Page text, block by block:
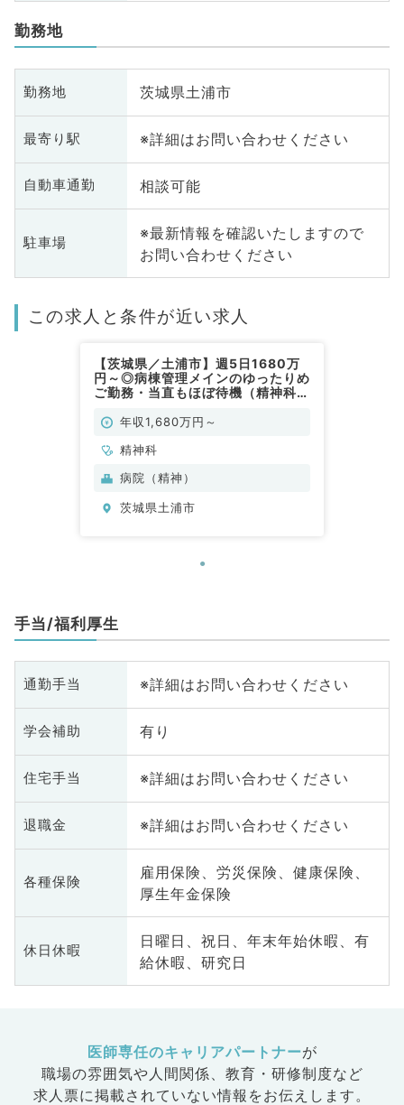
勤務地
勤務地 茨城県土浦市
最寄り駅 ※詳細はお問い合わせください
自動車通勤 相談可能
駐車場
※最新情報を確認いたしますので
お問い合わせください
この求人と条件が近い求人
【茨城県／土浦市】週5日1680万
円～◎病棟管理メインのゆったりめ
ご勤務・当直もほぼ待機（精神科／
年収1,680万円～
精神科
病院（精神）
茨城県土浦市
手当/福利厚生
通勤手当 ※詳細はお問い合わせください
学会補助 有り
住宅手当 ※詳細はお問い合わせください
退職金 ※詳細はお問い合わせください
各種保険
雇用保険、労災保険、健康保険、
厚生年金保険
休日休暇
日曜日、祝日、年末年始休暇、有
給休暇、研究日
医師専任のキャリアパートナーが
職場の雰囲気や人間関係、 教育・研修制度など
求人票に掲載されていない情報をお伝えします。